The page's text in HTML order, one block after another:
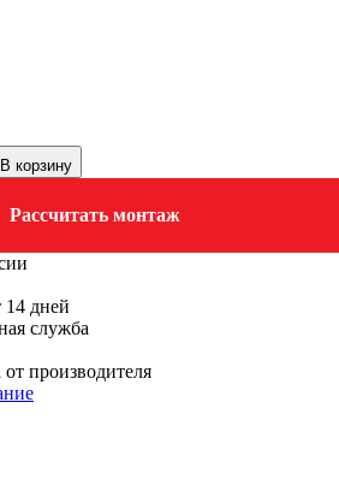
В корзину
Рассчитать монтаж
14 дней
служба
производителя